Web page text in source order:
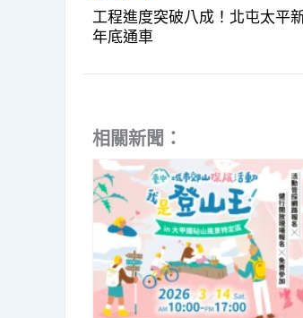
工程進度突破八成！北屯太平
年底通車
相關新聞：